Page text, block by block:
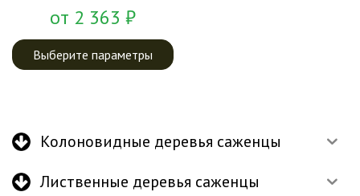
Колоновидные деревья саженцы
Лиственные деревья саженцы
от 2 363 ₽
Выберите параметры